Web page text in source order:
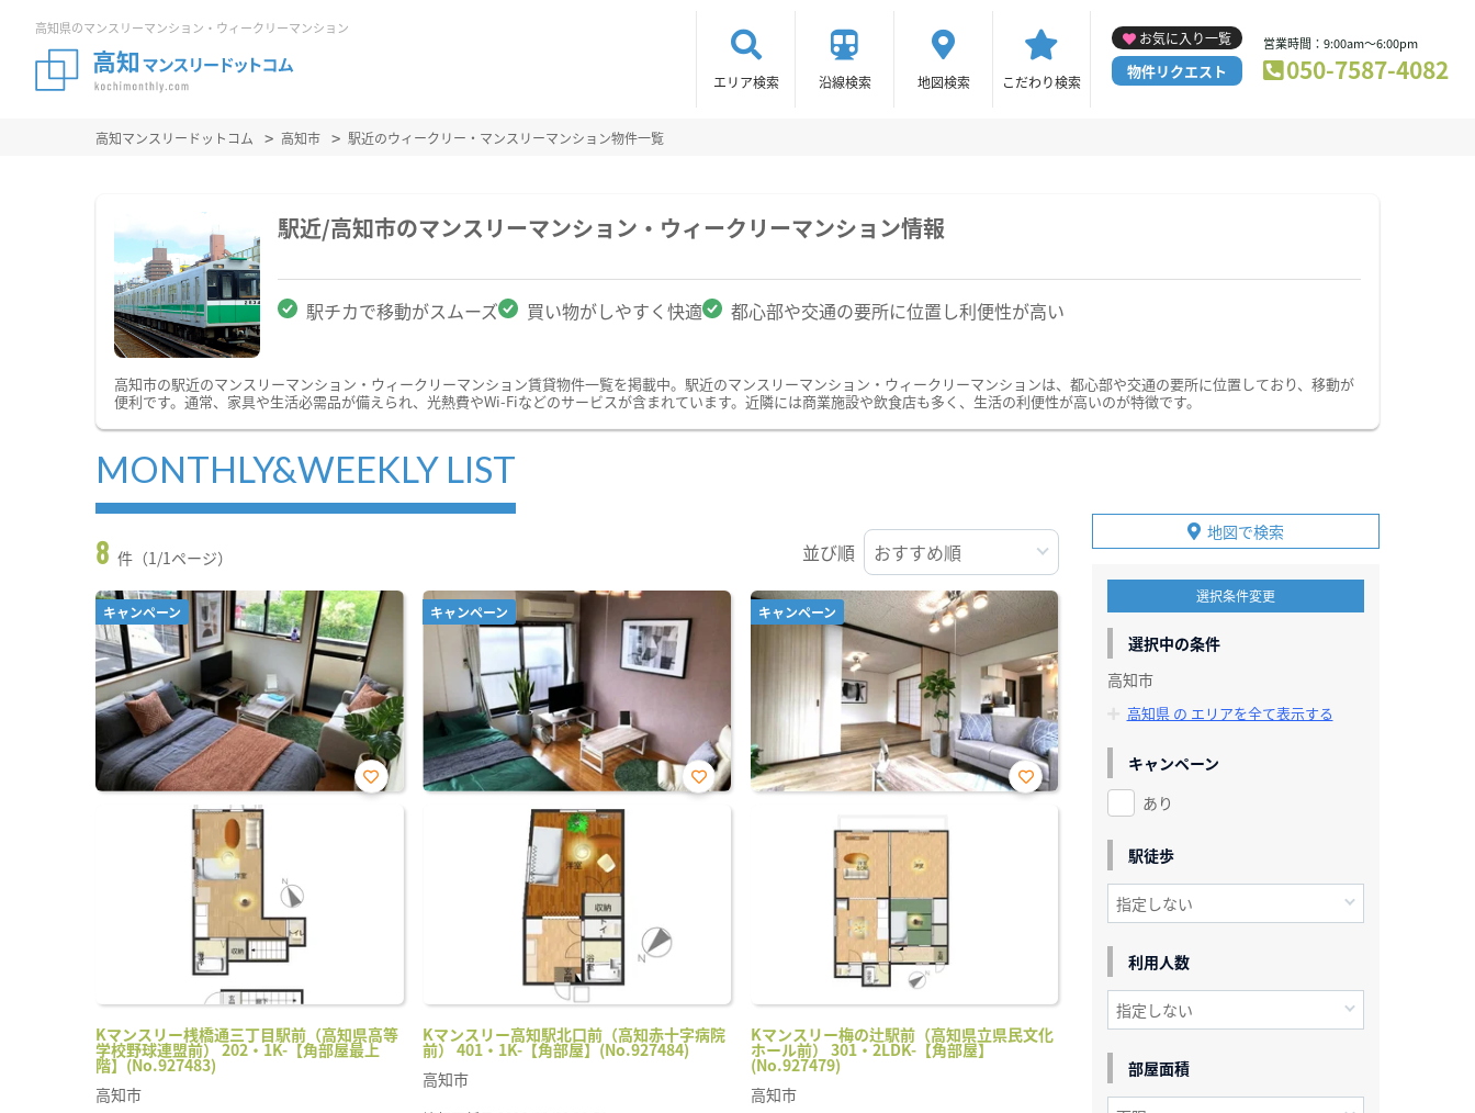
高知県のマンスリーマンション・ウィークリーマンション
エリア検索 沿線検索 地図検索 こだわり検索
お気に入り一覧
物件リクエスト
営業時間：9:00am～6:00pm
050-7587-4082
高知マンスリードットコム 高知市 駅近のウィークリー・マンスリーマンション物件一覧
駅近/高知市のマンスリーマンション・ウィークリーマンション情報
駅チカで移動がスムーズ 買い物がしやすく快適 都心部や交通の要所に位置し利便性が高い
高知市の駅近のマンスリーマンション・ウィークリーマンション賃貸物件一覧を掲載中。駅近のマンスリーマンション・ウィークリーマンションは、都心部や交通の要所に位置しており、移動が
便利です。通常、家具や生活必需品が備えられ、光熱費やWi-Fiなどのサービスが含まれています。近隣には商業施設や飲食店も多く、生活の利便性が高いのが特徴です。
MONTHLY&WEEKLY LIST
8 件（1/1ページ） 並び順
キャンペーン
Kマンスリー桟橋通三丁目駅前（高知県高等
学校野球連盟前） 202・1K-【角部屋最上
階】(No.927483)
お気
高知市
キャンペーン
Kマンスリー高知駅北口前（高知赤十字病院
前） 401・1K-【角部屋】(No.927484)
お気
高知市
キャンペーン
Kマンスリー梅の辻駅前（高知県立県民文化
ホール前） 301・2LDK-【角部屋】
(No.927479)
お気
高知市
地図で検索
選択条件変更
選択中の条件
高知市
高知県 の エリアを全て表示する
キャンペーン
あり
駅徒歩
利用人数
部屋面積